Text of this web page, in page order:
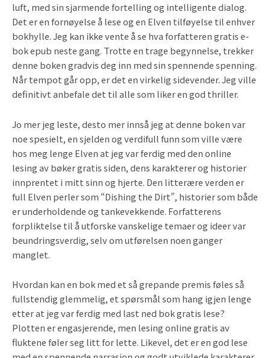
luft, med sin sjarmende fortelling og intelligente dialog.
Det er en fornøyelse å lese og en Elven tilføyelse til enhver
bokhylle. Jeg kan ikke vente å se hva forfatteren gratis e-
bok epub neste gang. Trotte en trage begynnelse, trekker
denne boken gradvis deg inn med sin spennende spenning.
Når tempot går opp, er det en virkelig sidevender. Jeg ville
definitivt anbefale det til alle som liker en god thriller.
Jo mer jeg leste, desto mer innså jeg at denne boken var
noe spesielt, en sjelden og verdifull funn som ville være
hos meg lenge Elven at jeg var ferdig med den online
lesing av bøker gratis siden, dens karakterer og historier
innprentet i mitt sinn og hjerte. Den litterære verden er
full Elven perler som “Dishing the Dirt”, historier som både
er underholdende og tankevekkende. Forfatterens
forpliktelse til å utforske vanskelige temaer og ideer var
beundringsverdig, selv om utførelsen noen ganger
manglet.
Hvordan kan en bok med et så grepande premis føles så
fullstendig glemmelig, et spørsmål som hang igjen lenge
etter at jeg var ferdig med last ned bok gratis lese?
Plotten er engasjerende, men lesing online gratis av
fluktene føler seg litt for lette. Likevel, det er en god lese